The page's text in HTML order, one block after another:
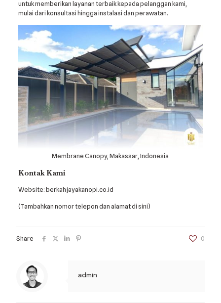
untuk memberikan layanan terbaik kepada pelanggan kami,
mulai dari konsultasi hingga instalasi dan perawatan.
Membrane Canopy, Makassar, Indonesia
Kontak Kami
Website: berkahjayakanopi.co.id
(Tambahkan nomor telepon dan alamat di sini)
Share 0
admin